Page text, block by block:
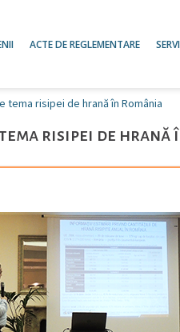
ACTE DE REGLEMENTARE
risipei de hrană în România
risipei de hrană